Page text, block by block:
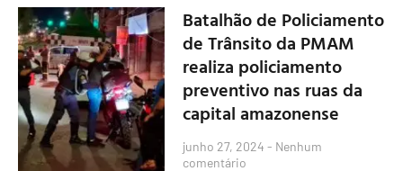
Batalhão de Policiamento
de Trânsito da PMAM
realiza policiamento
preventivo nas ruas da
capital amazonense
junho 27, 2024 Nenhum
comentário